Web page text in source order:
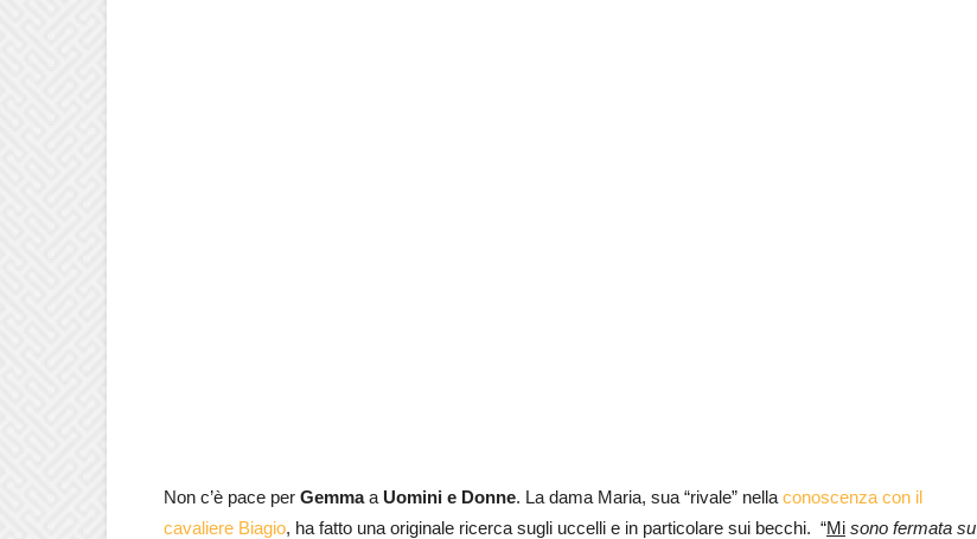
Non c’è pace per Gemmaa Uomini e Donne. La dama Maria, sua “rivale” nella conoscenza con il
cavaliere Biagio, ha fatto una originale ricerca sugli uccelli e in particolare sui becchi. “Mi sono fermata su